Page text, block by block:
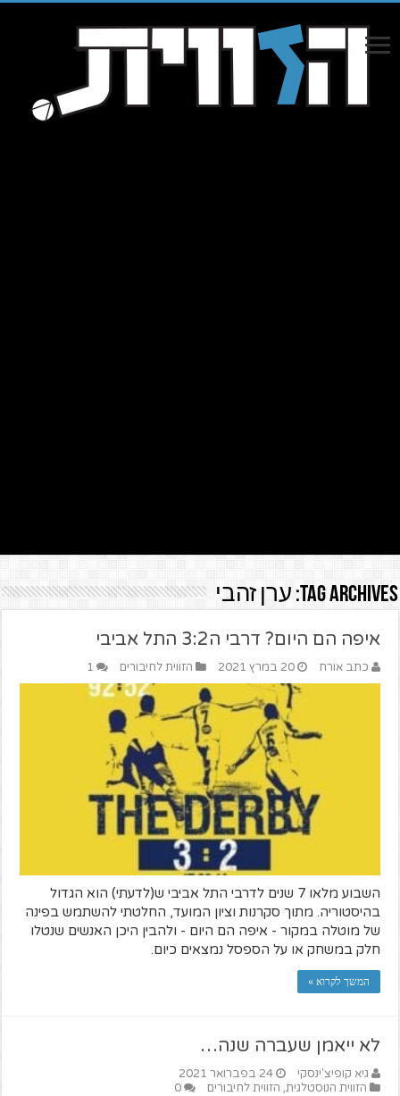
Tag Archives: ערן זהבי
איפה הם היום? דרבי ה3:2 התל אביבי
כתב אורח 20 במרץ 2021 הזווית לחיבורים 1
השבוע מלאו 7 שנים לדרבי התל אביבי ש(לדעתי) הוא הגדול
בהיסטוריה. מתוך סקרנות וציון המועד, החלטתי להשתמש בפינה
של מוטלה במקור - איפה הם היום - ולהבין היכן האנשים שנטלו
חלק במשחק או על הספסל נמצאים כיום.
המשך לקרוא »
לא ייאמן שעברה שנה…
גיא קופיצ'ינסקי
24 בפברואר 2021
הזווית הנוסטלגית, הזווית לחיבורים 0